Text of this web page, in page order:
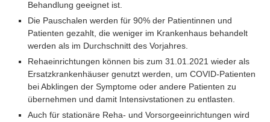
Behandlung geeignet ist.
Die Pauschalen werden für 90% der Patientinnen und
Patienten gezahlt, die weniger im Krankenhaus behandelt
werden als im Durchschnitt des Vorjahres.
Rehaeinrichtungen können bis zum 31.01.2021 wieder als
Ersatzkrankenhäuser genutzt werden, um COVID-Patienten
bei Abklingen der Symptome oder andere Patienten zu
übernehmen und damit Intensivstationen zu entlasten.
Auch für stationäre Reha- und Vorsorgeeinrichtungen wird